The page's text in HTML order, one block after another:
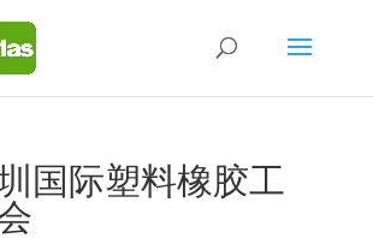
国际塑料橡胶工